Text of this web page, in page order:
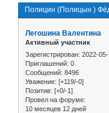
Полицин (Полицын )
Легошина Валентина
Активный участник
Зарегистрирован: 2022-
Приглашений: 0
Сообщений: 8496
Уважение: [+119/-0]
Позитив: [+0/-1]
Провел на форуме:
10 месяцев 12 дней